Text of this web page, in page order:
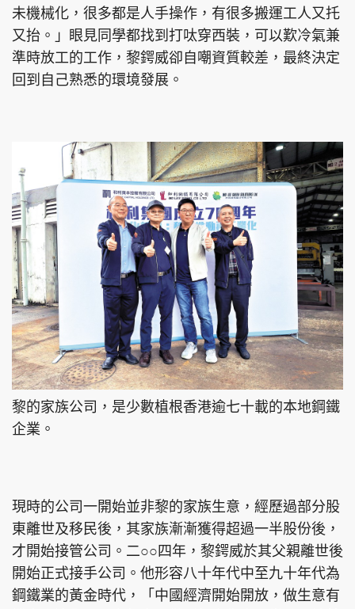
未機械化，很多都是人手操作，有很多搬運工人又托
又抬。」眼見同學都找到打呔穿西裝，可以歎冷氣兼
準時放工的工作，黎鍔威卻自嘲資質較差，最終決定
回到自己熟悉的環境發展。
黎的家族公司，是少數植根香港逾七十載的本地鋼鐵
企業。
現時的公司一開始並非黎的家族生意，經歷過部分股
東離世及移民後，其家族漸漸獲得超過一半股份後，
才開始接管公司。二○○四年，黎鍔威於其父親離世後
開始正式接手公司。他形容八十年代中至九十年代為
鋼鐵業的黃金時代，「中國經濟開始開放，做生意有